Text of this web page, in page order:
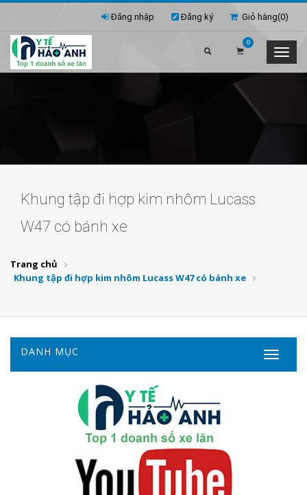
Giỏ hàng(0)
Đăng nhập Đăng ký
0
Khung tập đi hợp kim nhôm Lucass
W47 có bánh xe
Trang chủ
Khung tập đi hợp kim nhôm Lucass W47 có bánh xe
DANH MỤC